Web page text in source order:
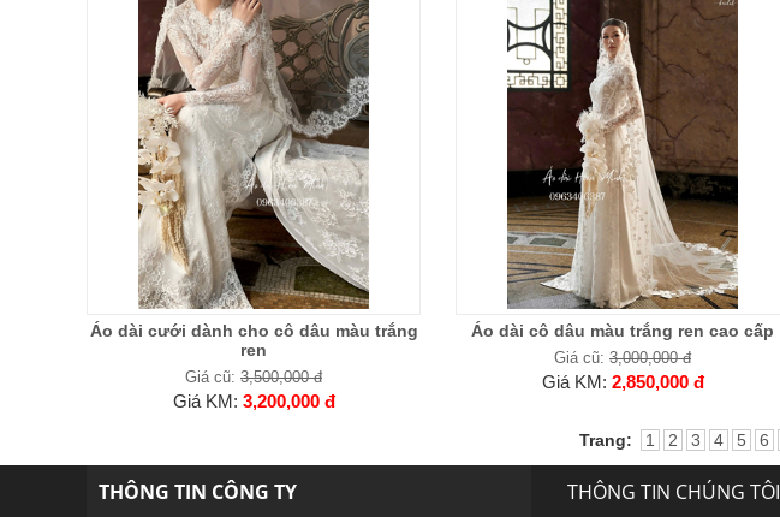
Áo dài cưới dành cho cô dâu màu trắng
ren
Giá cũ: 3,500,000 đ
Giá KM: 3,200,000 đ
Áo dài cô dâu màu trắng ren cao cấp
Giá cũ: 3,000,000 đ
Giá KM: 2,850,000 đ
Trang: 1 2 3 4 5 6
THÔNG TIN CÔNG TY THÔNG TIN CHÚNG TÔI